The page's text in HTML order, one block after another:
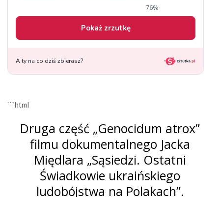
```html
Druga część „Genocidum atrox”
filmu dokumentalnego Jacka
Międlara „Sąsiedzi. Ostatni
Świadkowie ukraińskiego
ludobójstwa na Polakach”.